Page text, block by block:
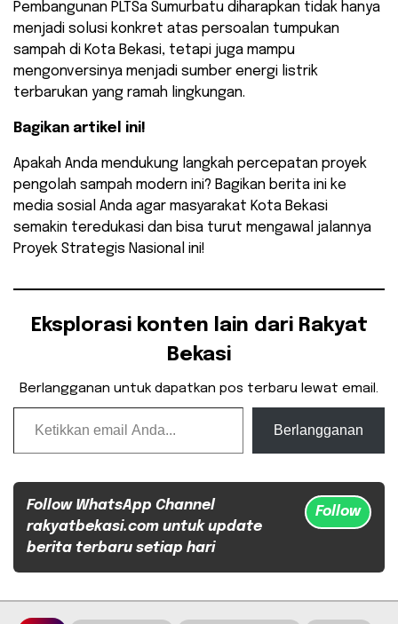
​Pembangunan PLTSa Sumurbatu diharapkan tidak hanya
menjadi solusi konkret atas persoalan tumpukan
sampah di Kota Bekasi, tetapi juga mampu
mengonversinya menjadi sumber energi listrik
terbarukan yang ramah lingkungan.
Bagikan artikel ini!
Apakah Anda mendukung langkah percepatan proyek
pengolah sampah modern ini? Bagikan berita ini ke
media sosial Anda agar masyarakat Kota Bekasi
semakin teredukasi dan bisa turut mengawal jalannya
Proyek Strategis Nasional ini!
Eksplorasi konten lain dari Rakyat
Bekasi
Berlangganan untuk dapatkan pos terbaru lewat email.
Ketikkan email Anda...
Berlangganan
Follow WhatsApp Channel
rakyatbekasi.com untuk update
berita terbaru setiap hari
Follow